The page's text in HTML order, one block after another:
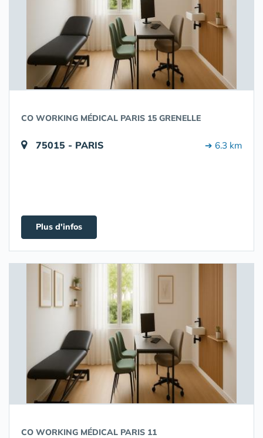
CO WORKING MÉDICAL PARIS 15 GRENELLE
75015 - PARIS ➔ 6.3 km
Plus d'infos
CO WORKING MÉDICAL PARIS 11